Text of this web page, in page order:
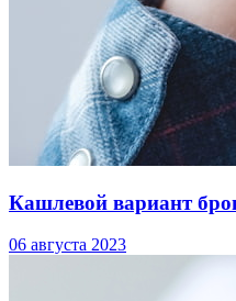
Кашлевой вариант
06 августа 2023